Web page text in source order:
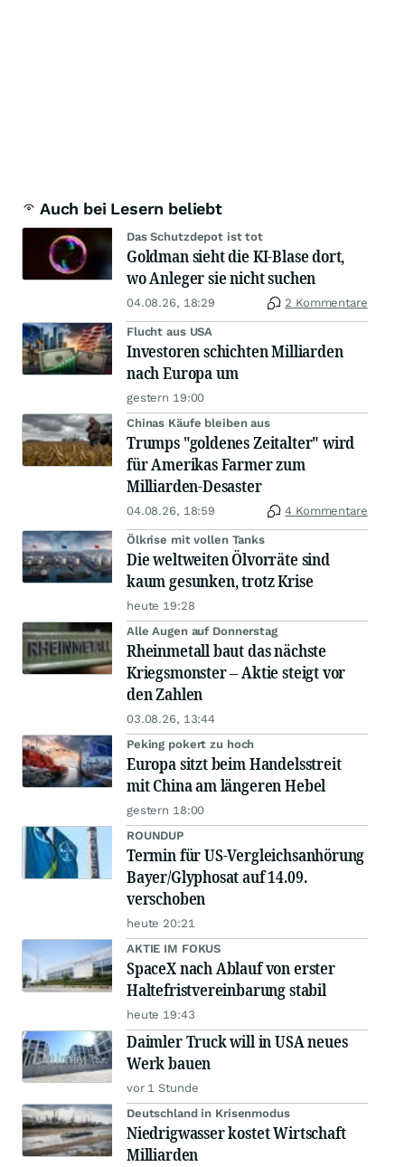
Auch bei Lesern beliebt
Das Schutzdepot ist tot
Goldman sieht die KI-Blase dort,
wo Anleger sie nicht suchen
04.08.26, 18:29 2 Kommentare
Flucht aus USA
Investoren schichten Milliarden
nach Europa um
gestern 19:00
Chinas Käufe bleiben aus
Trumps "goldenes Zeitalter" wird
für Amerikas Farmer zum
Milliarden-Desaster
04.08.26, 18:59 4 Kommentare
Ölkrise mit vollen Tanks
Die weltweiten Ölvorräte sind
kaum gesunken, trotz Krise
heute 19:28
Alle Augen auf Donnerstag
Rheinmetall baut das nächste
Kriegsmonster – Aktie steigt vor
den Zahlen
03.08.26, 13:44
Peking pokert zu hoch
Europa sitzt beim Handelsstreit
mit China am längeren Hebel
gestern 18:00
ROUNDUP
Termin für US-Vergleichsanhörung
Bayer/Glyphosat auf 14.09.
verschoben
heute 20:21
AKTIE IM FOKUS
SpaceX nach Ablauf von erster
Haltefristvereinbarung stabil
heute 19:43
Daimler Truck will in USA neues
Werk bauen
vor 1 Stunde
Deutschland in Krisenmodus
Niedrigwasser kostet Wirtschaft
Milliarden